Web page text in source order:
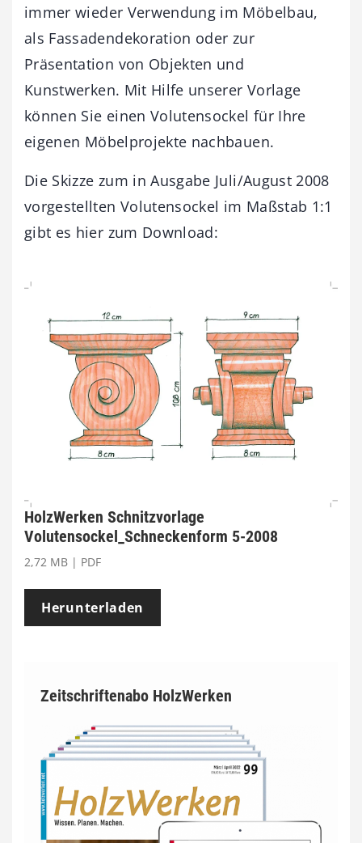
immer wieder Verwendung im Möbelbau,
als Fassadendekoration oder zur
Präsentation von Objekten und
Kunstwerken. Mit Hilfe unserer Vorlage
können Sie einen Volutensockel für Ihre
eigenen Möbelprojekte nachbauen.
Die Skizze zum in Ausgabe Juli/August 2008
vorgestellten Volutensockel im Maßstab 1:1
gibt es hier zum Download:
HolzWerken Schnitzvorlage
Volutensockel_Schneckenform 5-2008
2,72 MB | PDF
Herunterladen
Zeitschriftenabo HolzWerken